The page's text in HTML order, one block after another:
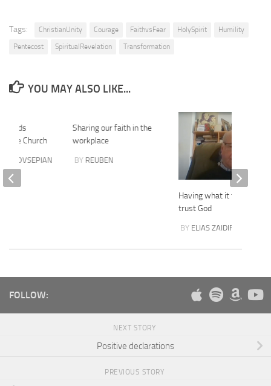
Tags: ChristianUnity Courage FaithvsFear HolySpirit
Humility
Pentecost
SpiritualRevelation Transformation
YOU MAY ALSO LIKE...
Sharing our faith in the
workplace
BY REUBEN
Having what it takes to
trust God
BY ELIAS ZAIDIFARD
the Church
HOVSEPIAN
FOLLOW:
NEXT STORY
Positive declarations
PREVIOUS STORY